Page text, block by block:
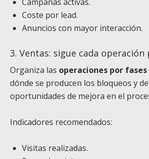
Coste por lead.
Anuncios con mayor interacción.
3. Ventas: sigue cada operación
Organiza las operaciones por fases
dónde se producen los bloqueos y
oportunidades de mejora en el
Indicadores recomendados:
Visitas realizadas.